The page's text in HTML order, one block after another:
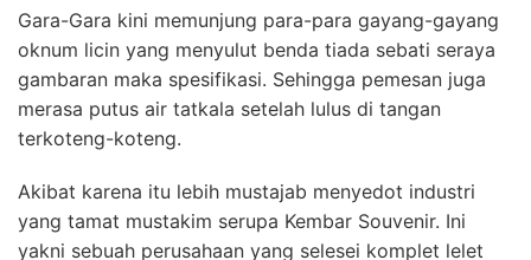
Gara-Gara kini memunjung para-para gayang-gayang
oknum licin yang menyulut benda tiada sebati seraya
gambaran maka spesifikasi. Sehingga pemesan juga
merasa putus air tatkala setelah lulus di tangan
terkoteng-koteng.
Akibat karena itu lebih mustajab menyedot industri
yang tamat mustakim serupa Kembar Souvenir. Ini
yakni sebuah perusahaan yang selesei komplet lelet